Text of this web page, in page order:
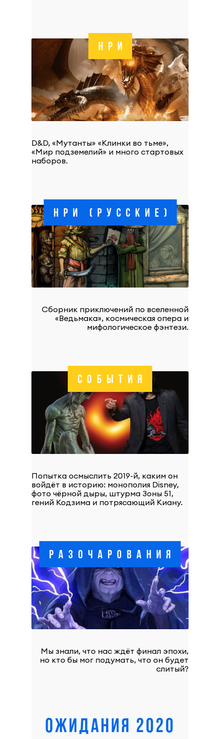
НРИ
D&D, «Мутанты» «Клинки во тьме»,
«Мир подземелий» и много стартовых
наборов.
НРИ (РУССКИЕ)
Сборник приключений по вселенной
«Ведьмака», космическая опера и
мифологическое фэнтези.
СОБЫТИЯ
Попытка осмыслить 2019-й, каким он
войдёт в историю: монополия Disney,
фото чёрной дыры, штурма Зоны 51,
гений Кодзима и потрясающий Киану.
РАЗОЧАРОВАНИЯ
Мы знали, что нас ждёт финал эпохи,
но кто бы мог подумать, что он будет
слитый?
ОЖИДАНИЯ 2020